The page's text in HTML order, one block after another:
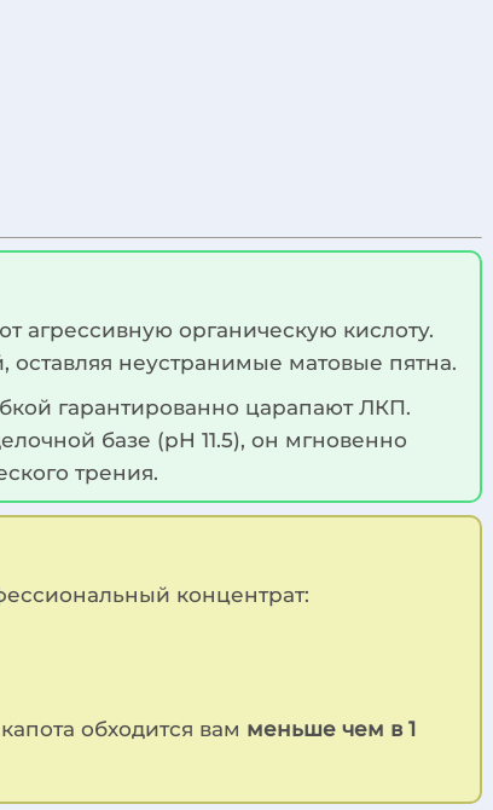
агрессивную органическую кислоту.
оставляя неустранимые матовые пятна.
гарантированно царапают ЛКП.
базе (pH 11.5), он мгновенно
трения.
концентрат:
обходится вам меньше чем в 1